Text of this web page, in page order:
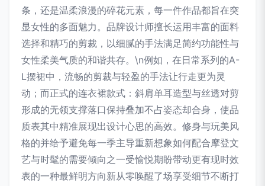
条，还是温柔浪漫的碎花元素，每一件作品都旨在突
显女性的多面魅力。品牌设计师擅长运用丰富的面料
选择和精巧的剪裁，以细腻的手法满足简约功能性与
女性柔美气质的和谐共存。\n例如，在日常系列的A-
L摆裙中，流畅的剪裁与轻盈的手法让行走更为灵
动；而正式的连衣裙款式：斜肩单耳造型与丝透对剪
形成的无领支撑落口保持叠加不占姿态却合身，使品
质表其中精准展现出设计心思的高效。修身与玩美风
格的并给予避免每一季主导重新想象如何配合摩登文
艺与时髦的需要倾向之一受愉悦期盼带动更有现时效
表的一种最鲜明方向新从零唤醒了场享受细节不断打